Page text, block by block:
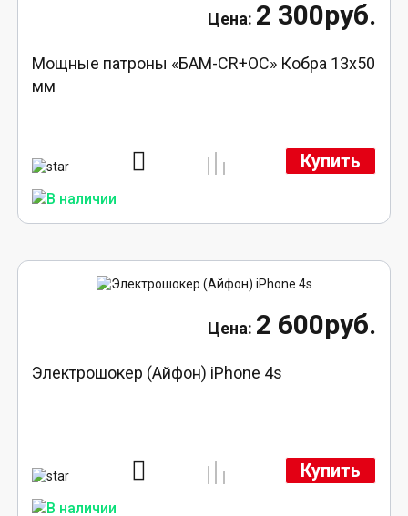
2 300руб.
Мощные патроны «БАМ-CR+ОС» Кобра 13х50
мм
Купить
2 600руб.
Электрошокер (Айфон) iPhone 4s
Купить